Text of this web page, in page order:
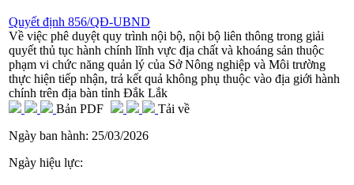
Quyết định 856/QĐ-UBND
Về việc phê duyệt quy trình nội bộ, nội bộ liên thông trong giải
quyết thủ tục hành chính lĩnh vực địa chất và khoáng sản thuộc
phạm vi chức năng quản lý của Sở Nông nghiệp và Môi trường
thực hiện tiếp nhận, trả kết quả không phụ thuộc vào địa giới hành
chính trên địa bàn tỉnh Đắk Lắk
Bản PDF
Tải về
Ngày ban hành: 25/03/2026
Ngày hiệu lực: